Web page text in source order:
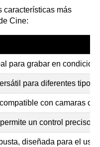
características más
Cine:
para grabar en
para diferentes tipos
con camaras
un control preciso
diseñada para el uso